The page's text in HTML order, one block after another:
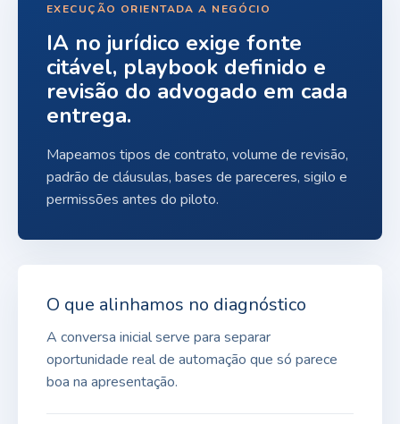
EXECUÇÃO ORIENTADA A NEGÓCIO
IA no jurídico exige fonte
citável, playbook definido e
revisão do advogado em cada
entrega.
Mapeamos tipos de contrato, volume de revisão,
padrão de cláusulas, bases de pareceres, sigilo e
permissões antes do piloto.
O que alinhamos no diagnóstico
A conversa inicial serve para separar
oportunidade real de automação que só parece
boa na apresentação.